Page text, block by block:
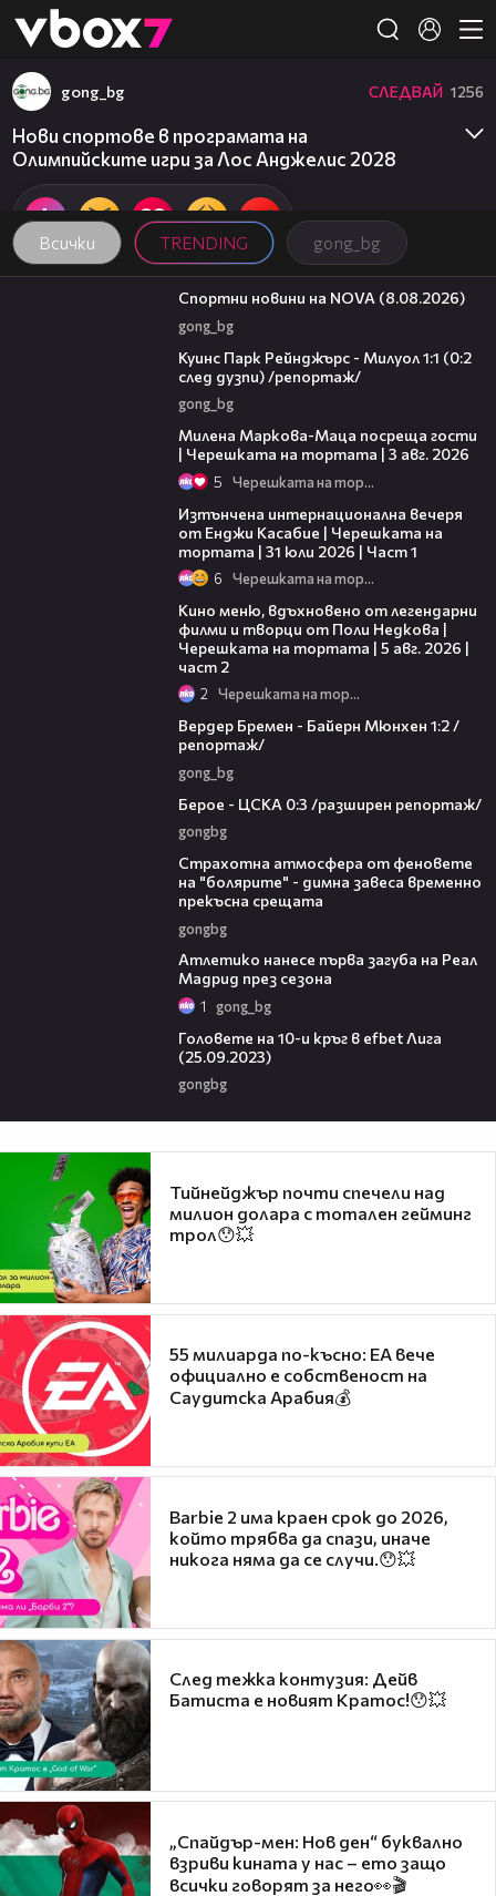
👾
Всички TRENDING gong_bg
gong_bg СЛЕДВАЙ 1256
Нови спортове в програмата на
Олимпийските игри за Лос Анджелис 2028
04:09
Спортни новини на NOVA (8.08.2026)
gong_bg
Куинс Парк Рейнджърс - Милуол 1:1 (0:2
след дузпи) /репортаж/
gong_bg
Милена Маркова-Маца посреща гости
| Черешката на тортата | 3 авг. 2026
5 Черешката на тортата
Изтънчена интернационална вечеря
от Енджи Касабие | Черешката на
тортата | 31 юли 2026 | Част 1
6 Черешката на тортата
Кино меню, вдъхновено от легендарни
филми и творци от Поли Недкова |
Черешката на тортата | 5 авг. 2026 |
част 2
2 Черешката на тортата
Вердер Бремен - Байерн Мюнхен 1:2 /
репортаж/
gong_bg
Берое - ЦСКА 0:3 /разширен репортаж/
gongbg
Страхотна атмосфера от феновете
на "болярите" - димна завеса временно
прекъсна срещата
gongbg
Атлетико нанесе първа загуба на Реал
Мадрид през сезона
1 gong_bg
Головете на 10-и кръг в efbet Лига
(25.09.2023)
gongbg
Тийнейджър почти спечели над
милион долара с тотален гейминг
трол😯💥
55 милиарда по-късно: EA вече
официално е собственост на
Саудитска Арабия💰
Barbie 2 има краен срок до 2026,
който трябва да спази, иначе
никога няма да се случи.😯💥
След тежка контузия: Дейв
Батиста е новият Кратос!😯💥
„Спайдър-мен: Нов ден“ буквално
взриви кината у нас – ето защо
всички говорят за него👀🎬